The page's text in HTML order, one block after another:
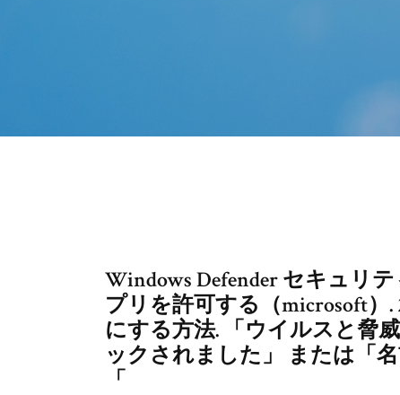
Windows Defender セキュリ
プリを許可する（microsoft
にする方法. 「ウイルスと脅
ックされました」 または「
「